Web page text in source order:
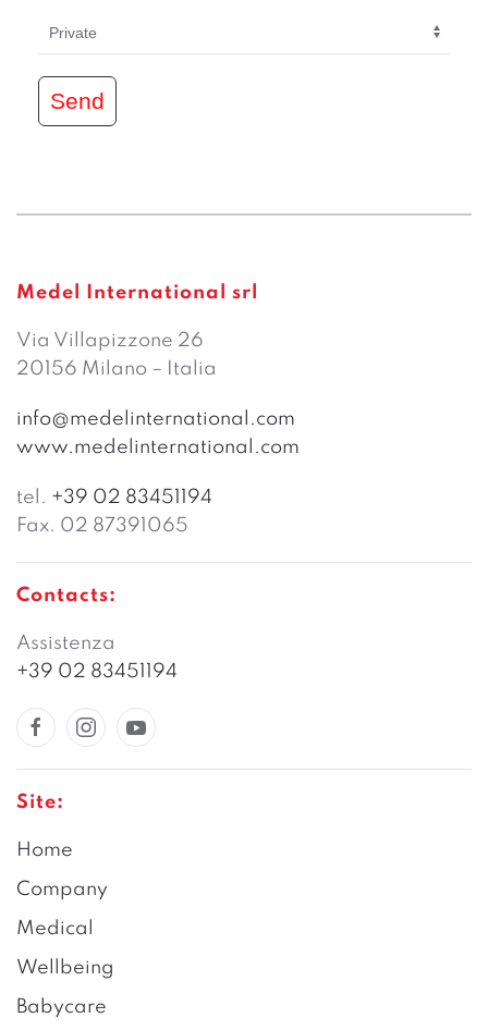
Send
Medel International srl
Via Villapizzone 26
20156 Milano – Italia
info@medelinternational.com
www.medelinternational.com
tel. +39 02 83451194
Fax. 02 87391065
Contacts:
Assistenza
+39 02 83451194
Site:
Home
Company
Medical
Wellbeing
Babycare